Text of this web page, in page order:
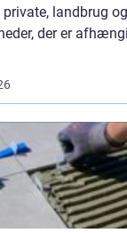
landbrug og
der er